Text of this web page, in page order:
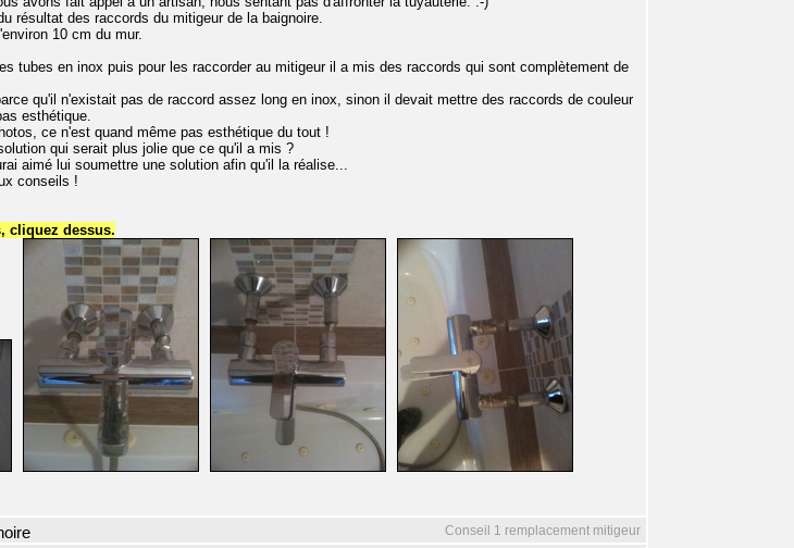
résultat des raccords du mitigeur de la baignoire.
10 cm du mur.
tubes en inox puis pour les raccorder au mitigeur il a mis des raccords qui sont complètement de
qu'il n'existait pas de raccord assez long en inox, sinon il devait mettre des raccords de couleur
esthétique.
ce n'est quand même pas esthétique du tout !
qui serait plus jolie que ce qu'il a mis ?
aimé lui soumettre une solution afin qu'il la réalise...
conseils !
cliquez dessus.
Conseil 1 remplacement mitigeur